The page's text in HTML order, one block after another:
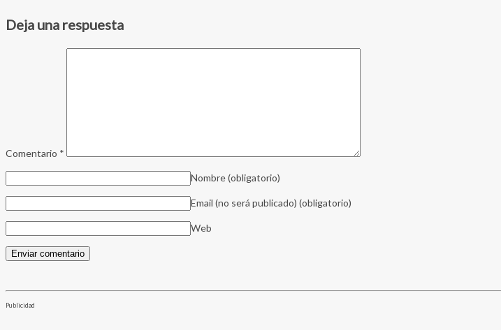
Deja una respuesta
Comentario *
Nombre(obligatorio)
Email (no será publicado) (obligatorio)
Web
Publicidad